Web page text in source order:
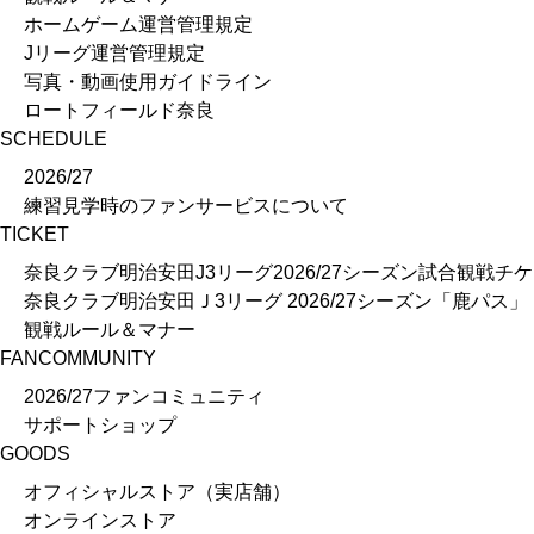
2026/27ファンコミュニティ
サポートショップ
GOODS
オフィシャルストア（実店舗）
ACADEMY
アカデミーについて
コーチ&スタッフ
ジュニア
ジュニアユース
ユース
練習拠点（ナラディーア）
SCHOOL
CLUB
2026/27 パートナー企業
パートナー募集
ホームゲーム運営管理規定
Jリーグ運営管理規定
写真・動画使用ガイドライン
ロートフィールド奈良
SCHEDULE
2026/27
練習見学時のファンサービスについて
TICKET
奈良クラブ明治安田J3リーグ2026/27シーズン試合観戦チ
奈良クラブ明治安田Ｊ3リーグ 2026/27シーズン「鹿パス」
観戦ルール＆マナー
FANCOMMUNITY
2026/27ファンコミュニティ
サポートショップ
GOODS
オフィシャルストア（実店舗）
オンラインストア